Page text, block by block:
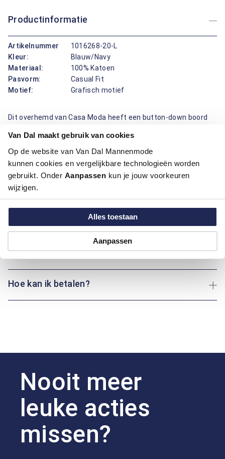
Van Dal maakt gebruik van cookies
Op de website van Van Dal Mannenmode
kunnen cookies en vergelijkbare technologieën worden
gebruikt. Onder Aanpassen kun je jouw voorkeuren
wijzigen.
Alles toestaan
Aanpassen
Productinformatie
Artikelnummer
1016268-20-L
Kleur:
Blauw/Navy
Materiaal:
100% Katoen
Pasvorm:
Casual Fit
Motief:
Grafisch motief
Dit overhemd van Casa Moda heeft een button-down boord
uitstraling. Gemaakt van katoen, biedt het een aangenaam
draagcomfort en is het perfect voor dagelijks gebruik. Het
grafische motief voegt een speels element toe, ideaal voor
verschillende gelegenheden. Of je nu een wandeling maakt of
geniet van een rustige middag thuis: dit overhemd biedt altijd
Over Casa Moda
Hoe kan ik betalen?
Nooit meer
leuke acties
missen?